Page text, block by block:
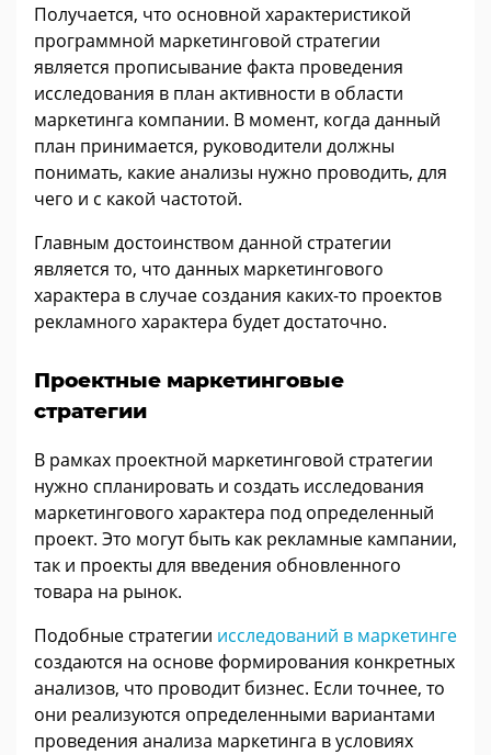
Получается, что основной характеристикой
программной маркетинговой стратегии
является прописывание факта проведения
исследования в план активности в области
маркетинга компании. В момент, когда данный
план принимается, руководители должны
понимать, какие анализы нужно проводить, для
чего и с какой частотой.
Главным достоинством данной стратегии
является то, что данных маркетингового
характера в случае создания каких-то проектов
рекламного характера будет достаточно.
Проектные маркетинговые
стратегии
В рамках проектной маркетинговой стратегии
нужно спланировать и создать исследования
маркетингового характера под определенный
проект. Это могут быть как рекламные кампании,
так и проекты для введения обновленного
товара на рынок.
Подобные стратегии исследований в маркетинге
создаются на основе формирования конкретных
анализов, что проводит бизнес. Если точнее, то
они реализуются определенными вариантами
проведения анализа маркетинга в условиях